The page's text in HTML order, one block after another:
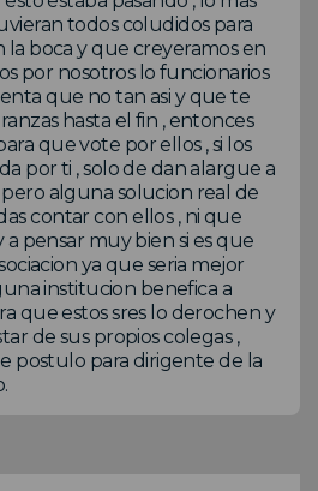
todos coludidos para
boca y que creyeramos en
por nosotros lo funcionarios
que no tan asi y que te
hasta el fin , entonces
que vote por ellos , si los
por ti , solo de dan alargue a
alguna solucion real de
contar con ellos , ni que
a pensar muy bien si es que
ya que seria mejor
institucion benefica a
que estos sres lo derochen y
de sus propios colegas ,
postulo para dirigente de la